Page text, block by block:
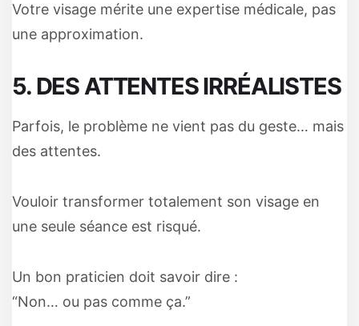
Votre visage mérite une expertise médicale, pas
une approximation.
5. DES ATTENTES IRRÉALISTES
Parfois, le problème ne vient pas du geste… mais
des attentes.
Vouloir transformer totalement son visage en
une seule séance est risqué.
Un bon praticien doit savoir dire :
“Non… ou pas comme ça.”